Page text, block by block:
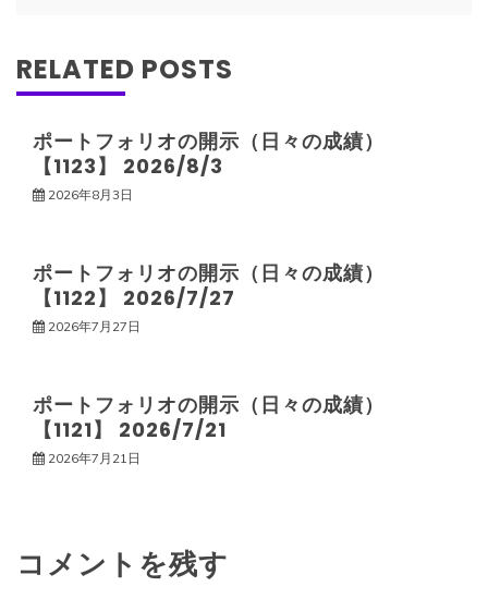
ゲ
ー
シ
ン
RELATED POSTS
ポートフォリオの開示（日々の成績）
【1123】 2026/8/3
2026年8月3日
ポートフォリオの開示（日々の成績）
【1122】 2026/7/27
2026年7月27日
ポートフォリオの開示（日々の成績）
【1121】 2026/7/21
2026年7月21日
コメントを残す